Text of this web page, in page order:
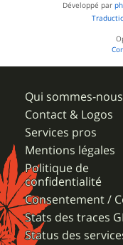
Développé par
Qui sommes-
Contact & Logos
Services pros
Mentions légales
Politique de
confidentialité
Consentement /
Stats des traces
Status des